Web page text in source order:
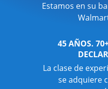
Estamos en su
45 AÑOS.
La clase de
se adquiere